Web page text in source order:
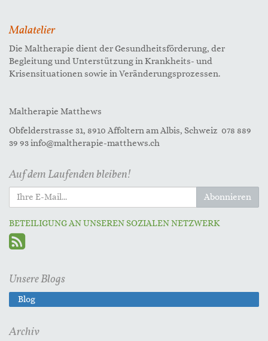
Malatelier
Die Maltherapie dient der Gesundheitsförderung, der
Begleitung und Unterstützung in Krankheits- und
Krisensituationen sowie in Veränderungsprozessen.
Maltherapie Matthews
Obfelderstrasse 31, 8910 Affoltern am Albis, Schweiz 078 889
39 93 info@maltherapie-matthews.ch
Auf dem Laufenden bleiben!
Abonnieren
BETEILIGUNG AN UNSEREN SOZIALEN NETZWERK
Unsere Blogs
Blog
Archiv